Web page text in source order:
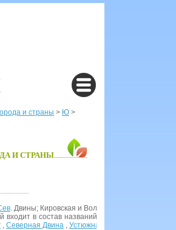
и страны > Ю >
И СТРАНЫ
. Двины; Кировская и Вологодская обл.
входит в состав названий многих рек Севера
, Северная Двина , Устюжна